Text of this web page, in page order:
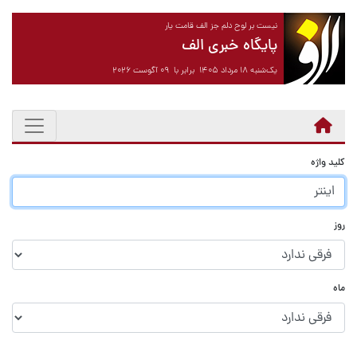
نیست بر لوح دلم جز الف قامت یار
پایگاه خبری الف
یک‌شنبه ۱۸ مرداد ۱۴۰۵ برابر با ۰۹ آگوست ۲۰۲۶
کلید واژه
روز
ماه